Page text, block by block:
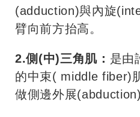
(adduction)與內旋
臂向前方抬高。
2.側(中)三角肌： 是由
的中束( middle fiber)
做側邊外展(abduction)